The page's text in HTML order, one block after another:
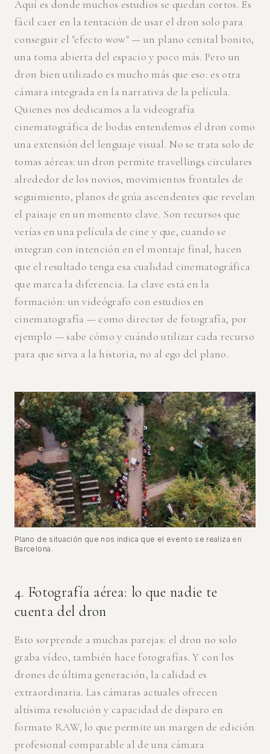
Aquí es donde muchos estudios se quedan cortos. Es
fácil caer en la tentación de usar el dron solo para
conseguir el "efecto wow" — un plano cenital bonito,
una toma abierta del espacio y poco más. Pero un
dron bien utilizado es mucho más que eso: es otra
cámara integrada en la narrativa de la película.
Quienes nos dedicamos a la videografía
cinematográfica de bodas entendemos el dron como
una extensión del lenguaje visual. No se trata solo de
tomas aéreas: un dron permite travellings circulares
alrededor de los novios, movimientos frontales de
seguimiento, planos de grúa ascendentes que revelan
el paisaje en un momento clave. Son recursos que
verías en una película de cine y que, cuando se
integran con intención en el montaje final, hacen
que el resultado tenga esa cualidad cinematográfica
que marca la diferencia. La clave está en la
formación: un videógrafo con estudios en
cinematografía — como director de fotografía, por
ejemplo — sabe cómo y cuándo utilizar cada recurso
para que sirva a la historia, no al ego del plano.
Plano de situación que nos indica que el evento se realiza en
Barcelona.
4. Fotografía aérea: lo que nadie te
cuenta del dron
Esto sorprende a muchas parejas: el dron no solo
graba vídeo, también hace fotografías. Y con los
drones de última generación, la calidad es
extraordinaria. Las cámaras actuales ofrecen
altísima resolución y capacidad de disparo en
formato RAW, lo que permite un margen de edición
profesional comparable al de una cámara